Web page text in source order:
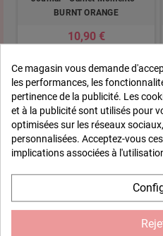
BURNT ORANGE
10,90 €
Ce magasin vous demande
les performances, les
pertinence de la publicité. Les
et à la publicité sont utilisés pour
optimisées sur les réseaux
personnalisées. Acceptez-vous
implications associées à